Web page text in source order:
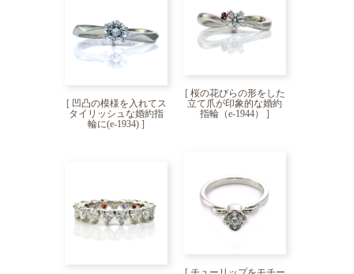
[ 桜の花びらの形をした
立て爪が印象的な婚約
指輪（e-1944）
]
[ 凹凸の模様を入れてス
タイリッシュな婚約指
輪に(e-1934) ]